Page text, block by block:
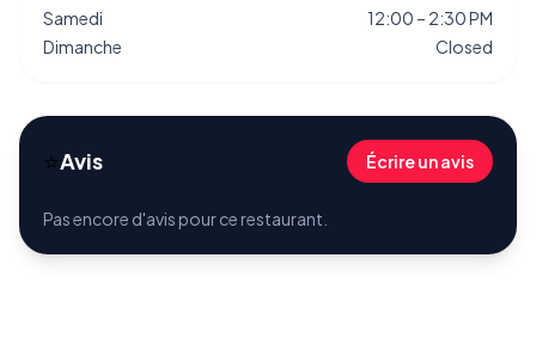
Samedi
12:00 – 2:30 PM
Dimanche
Closed
⭐Avis Écrire un avis
Pas encore d'avis pour ce restaurant.